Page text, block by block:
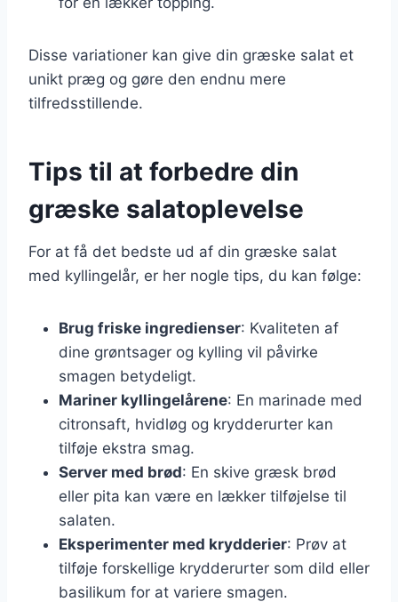
Disse variationer kan give din græske salat et
unikt præg og gøre den endnu mere
tilfredsstillende.
Tips til at forbedre din
græske salatoplevelse
For at få det bedste ud af din græske salat
med kyllingelår, er her nogle tips, du kan følge:
Brug friske ingredienser: Kvaliteten af
dine grøntsager og kylling vil påvirke
smagen betydeligt.
Mariner kyllingelårene: En marinade med
citronsaft, hvidløg og krydderurter kan
tilføje ekstra smag.
Server med brød: En skive græsk brød
eller pita kan være en lækker tilføjelse til
salaten.
Eksperimenter med krydderier: Prøv at
tilføje forskellige krydderurter som dild eller
basilikum for at variere smagen.